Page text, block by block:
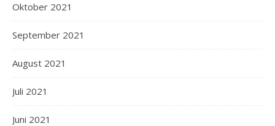
Oktober 2021
September 2021
August 2021
Juli 2021
Juni 2021